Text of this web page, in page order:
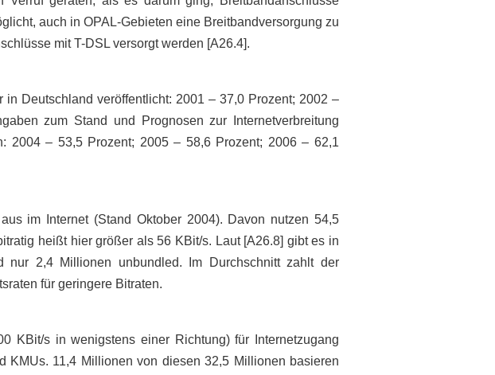
auch in OPAL-Gebieten eine Breitbandversorgung zu
mit T-DSL versorgt werden [A26.4].
Deutschland veröffentlicht: 2001 – 37,0 Prozent; 2002 –
zum Stand und Prognosen zur Internetverbreitung
2004 – 53,5 Prozent; 2005 – 58,6 Prozent; 2006 – 62,1
im Internet (Stand Oktober 2004). Davon nutzen 54,5
heißt hier größer als 56 KBit/s. Laut [A26.8] gibt es in
nur 2,4 Millionen unbundled. Im Durchschnitt zahlt der
für geringere Bitraten.
KBit/s in wenigstens einer Richtung) für Internetzugang
KMUs. 11,4 Millionen von diesen 32,5 Millionen basieren